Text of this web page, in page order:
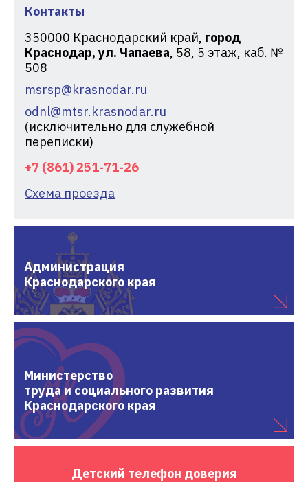
Контакты
350000 Краснодарский край, город
Краснодар, ул. Чапаева, 58, 5 этаж, каб. №
508
msrsp@krasnodar.ru
odnl@mtsr.krasnodar.ru
(исключительно для служебной
переписки)
+7 (861) 251-71-26
Схема проезда
Администрация
Краснодарского края
Министерство
труда и социального развития
Краснодарского края
Детский телефон доверия